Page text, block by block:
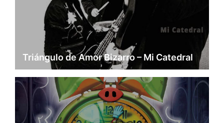
Triángulo de Amor Bizarro – Mi Catedral